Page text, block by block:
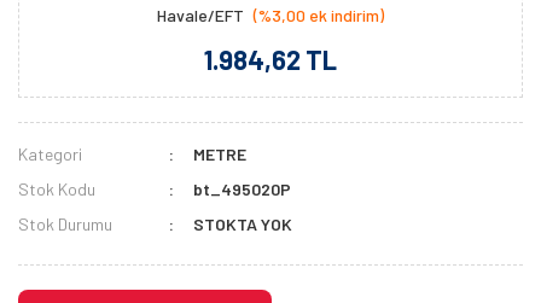
Havale/EFT (%3,00 ek indirim)
1.984,62 TL
Kategori
METRE
Stok Kodu
bt_495020P
Stok Durumu
STOKTA YOK